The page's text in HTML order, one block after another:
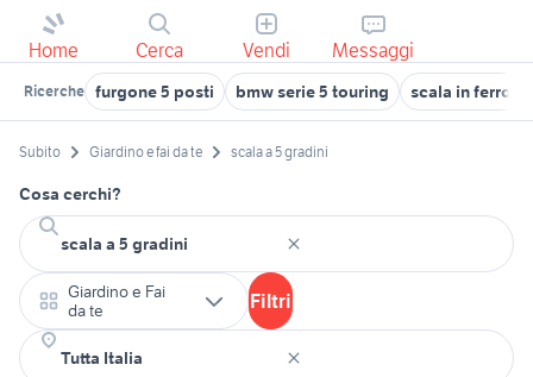
Home Cerca Vendi Messaggi
Ricerche furgone 5 posti bmw serie 5 touring scala in ferro
Subito Giardino e fai da te scala a 5 gradini
Cosa cerchi?
Giardino e Fai
da te
Filtri